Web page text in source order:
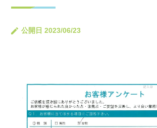
公開日 2023/06/23